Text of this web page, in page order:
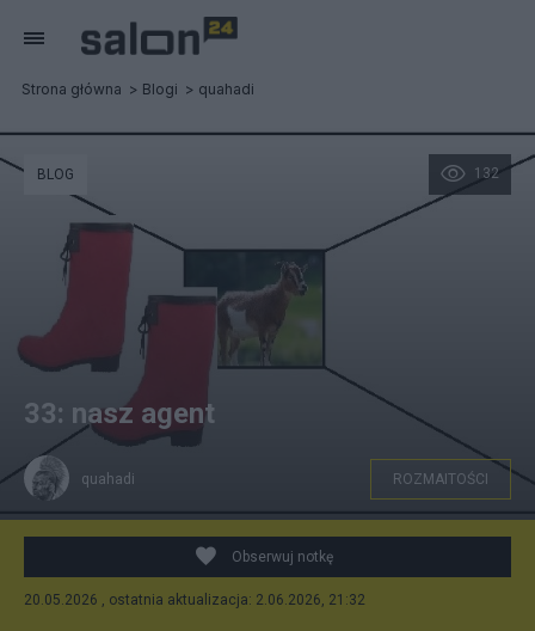
Strona główna Blogi quahadi
ase
132
BLOG
33: nasz agent
quahadi ROZMAITOŚCI
Obserwuj notkę
20.05.2026 , ostatnia aktualizacja: 2.06.2026, 21:32